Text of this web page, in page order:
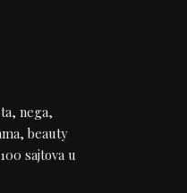
nega,
beauty
sajtova u